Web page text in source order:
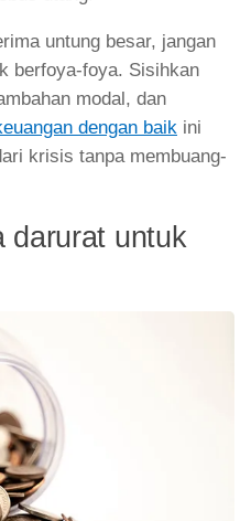
untung besar, jangan
berfoya-foya. Sisihkan
modal, dan
dengan baik ini
krisis tanpa membuang-
darurat untuk